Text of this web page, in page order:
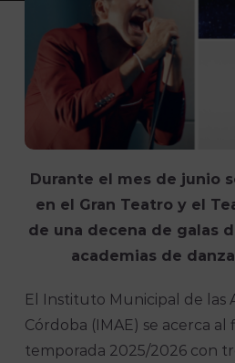
Durante el mes de junio
en el Gran Teatro y el
de una decena de galas
academias de
El Instituto Municipal de las
Córdoba (IMAE) se acerca al
temporada 2025/2026 con